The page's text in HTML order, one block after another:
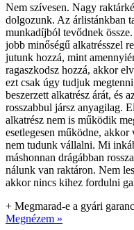
Nem szívesen. Nagy
dolgozunk. Az árlistánkban
munkadíjból tevődnek
jobb minőségű alkatrésszel
jutunk hozzá, mint
ragaszkodsz hozzá, akkor
ezt csak úgy tudjuk
beszerzett alkatrész árát, és
rosszabbul jársz anyagilag.
alkatrész nem is működik
esetlegesen működne,
nem tudunk vállalni. Mi
máshonnan drágábban
nálunk van raktáron. Nem
akkor nincs kihez fordulni
+ Megmarad-e a gyári
Megnézem »